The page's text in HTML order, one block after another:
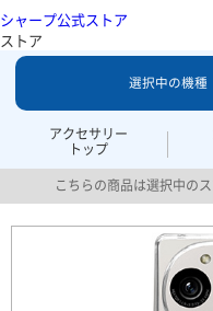
シャープ公式ストア
ストア
アクセサリー
トップ
選択中の機種
こちらの商品は選択中の